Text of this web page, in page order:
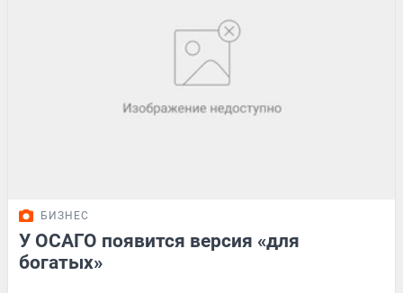
БИЗНЕС
У ОСАГО появится версия «для
богатых»